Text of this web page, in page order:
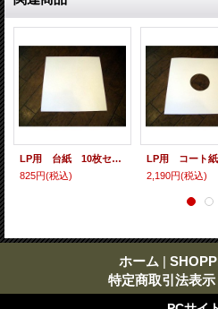
LP用 台紙 10枚セット
825円(税込)
2,190円(税込)
ホーム |
特定商取引法表示